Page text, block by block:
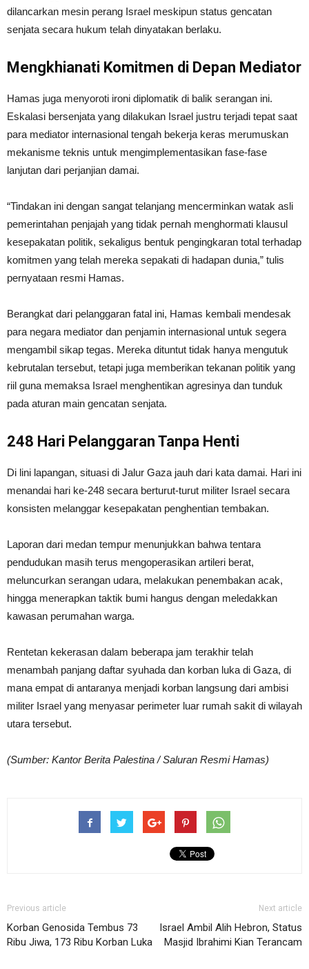
dilancarkan mesin perang Israel meskipun status gencatan
senjata secara hukum telah dinyatakan berlaku.
Mengkhianati Komitmen di Depan Mediator
Hamas juga menyoroti ironi diplomatik di balik serangan ini.
Eskalasi bersenjata yang dilakukan Israel justru terjadi tepat saat
para mediator internasional tengah bekerja keras merumuskan
mekanisme teknis untuk mengimplementasikan fase-fase
lanjutan dari perjanjian damai.
“Tindakan ini dengan sangat telanjang mencerminkan watak asli
pemerintahan penjajah yang tidak pernah menghormati klausul
kesepakatan politik, sekaligus bentuk pengingkaran total terhadap
komitmen yang telah mereka sepakati di hadapan dunia,” tulis
pernyataan resmi Hamas.
Berangkat dari pelanggaran fatal ini, Hamas kembali mendesak
para negara mediator dan penjamin internasional untuk segera
mengambil sikap tegas. Mereka dituntut tidak hanya mengutuk
kebrutalan tersebut, tetapi juga memberikan tekanan politik yang
riil guna memaksa Israel menghentikan agresinya dan tunduk
pada aturan main gencatan senjata.
248 Hari Pelanggaran Tanpa Henti
Di lini lapangan, situasi di Jalur Gaza jauh dari kata damai. Hari ini
menandai hari ke-248 secara berturut-turut militer Israel secara
konsisten melanggar kesepakatan penghentian tembakan.
Laporan dari medan tempur menunjukkan bahwa tentara
pendudukan masih terus mengoperasikan artileri berat,
meluncurkan serangan udara, melakukan penembakan acak,
hingga menerapkan taktik bumi hangus dengan meledakkan
kawasan perumahan warga.
Rentetan kekerasan dalam beberapa jam terakhir telah
menambah panjang daftar syuhada dan korban luka di Gaza, di
mana empat di antaranya menjadi korban langsung dari ambisi
militer Israel yang menyasar perimeter luar rumah sakit di wilayah
utara tersebut.
(Sumber: Kantor Berita Palestina / Saluran Resmi Hamas)
Previous article
Korban Genosida Tembus 73
Ribu Jiwa, 173 Ribu Korban Luka
Next article
Israel Ambil Alih Hebron, Status
Masjid Ibrahimi Kian Terancam